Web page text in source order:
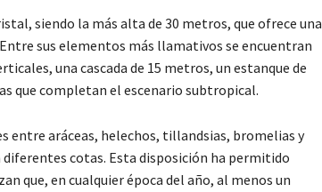
siendo la más alta de 30 metros, que ofrece una
sus elementos más llamativos se encuentran
una cascada de 15 metros, un estanque de
que completan el escenario subtropical.
entre aráceas, helechos, tillandsias, bromelias y
cotas. Esta disposición ha permitido
que, en cualquier época del año, al menos un